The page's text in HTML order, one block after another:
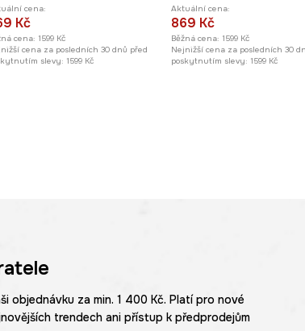
cena:
Kč
cena: 1599 Kč
cena za posledních 30 dnů před
slevy: 1599 Kč
Aktuální cena:
869 Kč
Běžná cena: 1599 Kč
Nejnižší cena za posledních 30
poskytnutím slevy: 1599 Kč
objednávku za min. 1 400 Kč. Platí pro nové
trendech ani přístup k předprodejům